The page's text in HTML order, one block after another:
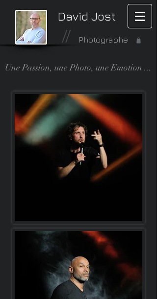
David Jost
Photographe
Une Passion, une Photo, une Emotion ...